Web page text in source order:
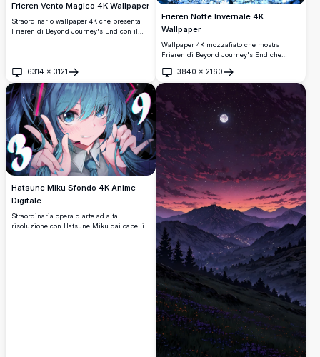
Frieren Vento Magico 4K Wallpaper
Straordinario wallpaper 4K che presenta
Frieren di Beyond Journey's End con il
tramonto sognante con capelli fluenti e
atmosfera mistica in qualità ultra-alta
definizione.
6314 × 3121
Apri
Frieren Notte Invernale 4K
Wallpaper
Wallpaper 4K mozzafiato che mostra
Frieren di Beyond Journey's End che
invernale magico. La maga elfica dai
capelli bianchi è circondata da neve
turbinante, fiori luminosi e petali incantati
sotto un cielo notturno stellato in qualità
ultra-alta definizione straordinaria.
3840 × 2160
Apri
Hatsune Miku Sfondo 4K Anime
Digitale
Straordinaria opera d'arte ad alta
risoluzione con Hatsune Miku dai capelli